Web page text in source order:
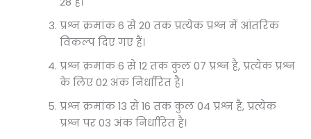
प्रश्न क्रमांक 6 से 20 तक प्रत्येक प्रश्न में आंतरिक
विकल्प दिए गए हैं।
प्रश्न क्रमांक 6 से 12 तक कुल 07 प्रश्न है, प्रत्येक प्रश्न
के लिए 02 अंक निर्धारित है।
प्रश्न क्रमांक 13 से 16 तक कुल 04 प्रश्न है, प्रत्येक
प्रश्न पर 03 अंक निर्धारित है।